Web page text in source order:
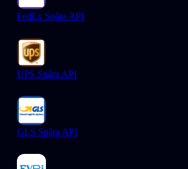
FedEx Spåra API
UPS Spåra API
GLS Spåra API